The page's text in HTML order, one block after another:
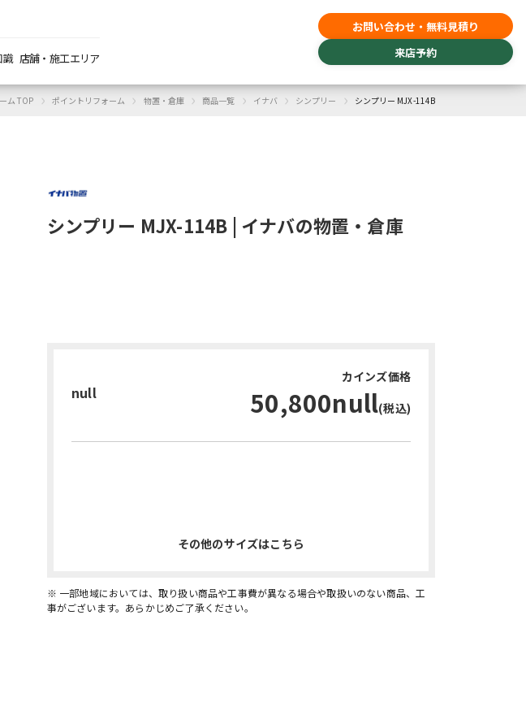
識 店舗・施工エリア
お問い合わせ・無料見積り
来店予約
ム TOP › ポイントリフォーム › 物置・倉庫 › 商品一覧 › イナバ › シンプリー › シンプリー MJX-114B
シンプリー MJX-114B | イナバの物置・倉庫
null
カインズ価格
50,800null(税込)
その他のサイズはこちら
※ 一部地域においては、取り扱い商品や工事費が異なる場合や取扱いのない商品、工
事がございます。あらかじめご了承ください。